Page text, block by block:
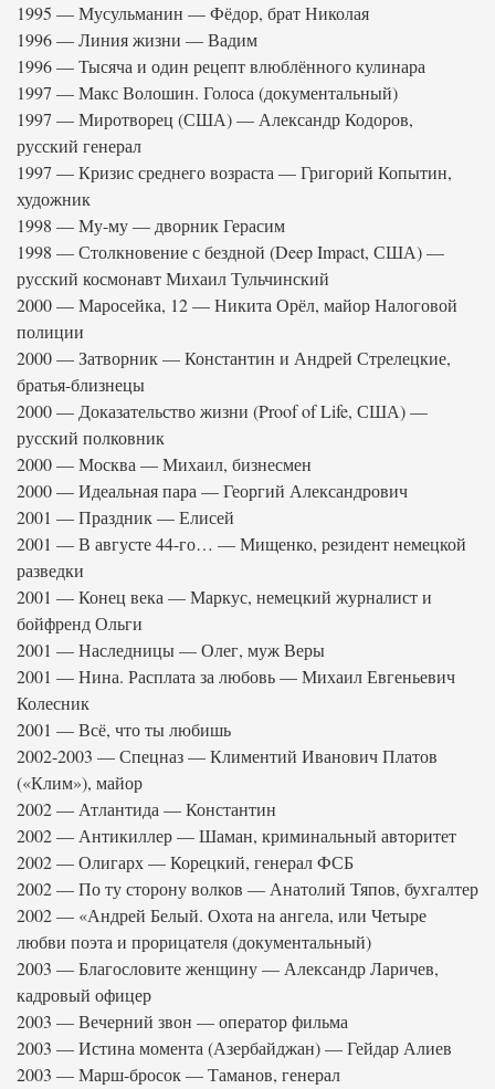
1995 — Мусульманин — Фёдор, брат Николая
1996 — Линия жизни — Вадим
1996 — Тысяча и один рецепт влюблённого кулинара
1997 — Макс Волошин. Голоса (документальный)
1997 — Миротворец (США) — Александр Кодоров,
русский генерал
1997 — Кризис среднего возраста — Григорий Копытин,
художник
1998 — Му-му — дворник Герасим
1998 — Столкновение с бездной (Deep Impact, США) —
русский космонавт Михаил Тульчинский
2000 — Маросейка, 12 — Никита Орёл, майор Налоговой
полиции
2000 — Затворник — Константин и Андрей Стрелецкие,
братья-близнецы
2000 — Доказательство жизни (Proof of Life, США) —
русский полковник
2000 — Москва — Михаил, бизнесмен
2000 — Идеальная пара — Георгий Александрович
2001 — Праздник — Елисей
2001 — В августе 44-го… — Мищенко, резидент немецкой
разведки
2001 — Конец века — Маркус, немецкий журналист и
бойфренд Ольги
2001 — Наследницы — Олег, муж Веры
2001 — Нина. Расплата за любовь — Михаил Евгеньевич
Колесник
2001 — Всё, что ты любишь
2002-2003 — Спецназ — Климентий Иванович Платов
(«Клим»), майор
2002 — Атлантида — Константин
2002 — Антикиллер — Шаман, криминальный авторитет
2002 — Олигарх — Корецкий, генерал ФСБ
2002 — По ту сторону волков — Анатолий Тяпов, бухгалтер
2002 — «Андрей Белый. Охота на ангела, или Четыре
любви поэта и прорицателя (документальный)
2003 — Благословите женщину — Александр Ларичев,
кадровый офицер
2003 — Вечерний звон — оператор фильма
2003 — Истина момента (Азербайджан) — Гейдар Алиев
2003 — Марш-бросок — Таманов, генерал